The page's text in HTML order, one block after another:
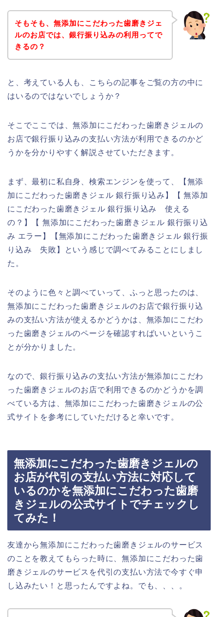
そもそも、無添加にこだわった歯磨きジェ
ルのお店では、銀行振り込みの利用ってで
きるの？
と、考えている人も、こちらの記事をご覧の方の中に
はいるのではないでしょうか？
そこでここでは、無添加にこだわった歯磨きジェルの
お店で銀行振り込みの支払い方法が利用できるのかど
うかを分かりやすく解説させていただきます。
まず、最初に私自身、検索エンジンを使って、【無添
加にこだわった歯磨きジェル 銀行振り込み】【 無添加
にこだわった歯磨きジェル 銀行振り込み 使える
の？】【 無添加にこだわった歯磨きジェル 銀行振り込
み エラー】【無添加にこだわった歯磨きジェル 銀行振
り込み 失敗】という感じで調べてみることにしまし
た。
そのように色々と調べていって、ふっと思ったのは、
無添加にこだわった歯磨きジェルのお店で銀行振り込
みの支払い方法が使えるかどうかは、無添加にこだわ
った歯磨きジェルのページを確認すればいいというこ
とが分かりました。
なので、銀行振り込みの支払い方法が無添加にこだわ
った歯磨きジェルのお店で利用できるのかどうかを調
べている方は、無添加にこだわった歯磨きジェルの公
式サイトを参考にしていただけると幸いです。
無添加にこだわった歯磨きジェルの
お店が代引の支払い方法に対応して
いるのかを無添加にこだわった歯磨
きジェルの公式サイトでチェックし
てみた！
友達から無添加にこだわった歯磨きジェルのサービス
のことを教えてもらった時に、無添加にこだわった歯
磨きジェルのサービスを代引の支払い方法で今すぐ申
し込みたい！と思ったんですよね。でも、、、。